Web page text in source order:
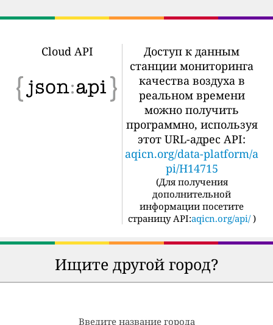
Cloud API
Доступ к данным
станции мониторинга
качества воздуха в
реальном времени
можно получить
программно, используя
этот URL-адрес API:
aqicn.org/data-platform/a
pi/H14715
(Для получения
дополнительной
информации посетите
страницу API:aqicn.org/api/ )
Ищите другой город?
Введите название города